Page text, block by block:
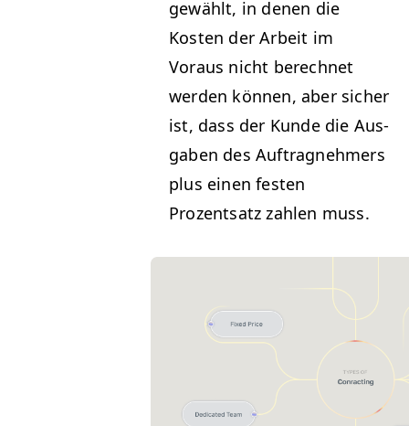
gewählt, in denen die
Kosten der Arbeit im
Voraus nicht berech­net
wer­den kön­nen, aber sich­er
ist, dass der Kunde die Aus­
gaben des Auf­trag­nehmers
plus einen fes­ten
Prozentsatz zahlen muss.